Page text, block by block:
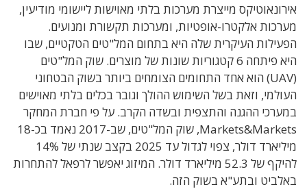
אירונאוטיקס מייצרת מערכות בלתי מאוישות ליישומי מודיעין,
מערכות אלקטרו-אופטיות, ומערכות תקשורת ומנועים.
הפעילות העיקרית שלה היא בתחום המל"טים הטקטיים, שבו
היא פיתחה 6 קטגוריות שונות של מוצרים. שוק המל"טים
(UAV) הוא אחד התחומים הצומחים ביותר בשוק הבטחוני
העולמי, וזאת בשל השימוש ההולך וגובר בכלים בלתי מאוישים
במערכי ההגנה והתצפית ובשדה הקרב. על פי חברת המחקר
Markets&Markets, שוק המל"טים, שב-2017 נאמד בכ-18
מיליארד דולר, צפוי לגדול עד 2025 בקצב שנתי של 14%
להיקף של 52.3 מיליארד דולר. המיזוג יאפשר לרפאל להתחרות
באלביט ובתע"א בשוק הזה.